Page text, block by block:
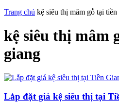
Trang chủ kệ siêu thị mâm gỗ tại tiền
kệ siêu thị mâm
giang
Lắp đặt giá kệ siêu thị tại